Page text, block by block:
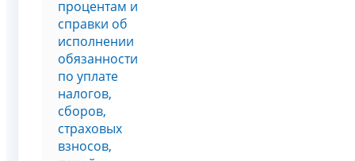
процентам и
справки об
исполнении
обязанности
по уплате
налогов,
сборов,
страховых
взносов,